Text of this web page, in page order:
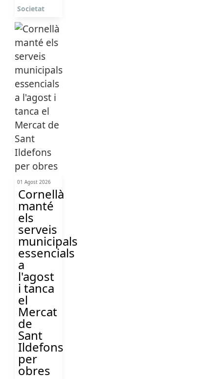
Societat
01 Agost 2026
Cornellà
manté
els
serveis
municipals
essencials
a
l'agost
i tanca
el
Mercat
de
Sant
Ildefons
per
obres